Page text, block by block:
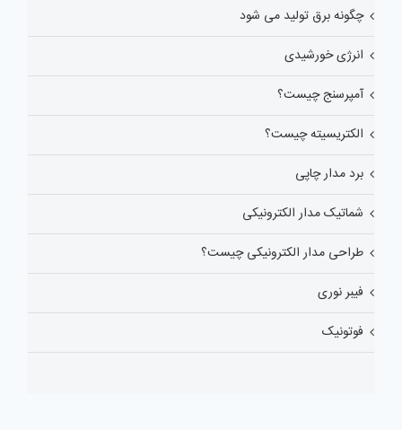
چگونه برق تولید می شود
انرژی خورشیدی
آمپرسنج چیست؟
الکتریسیته چیست؟
برد مدار چاپی
شماتیک مدار الکترونیکی
طراحی مدار الکترونیکی چیست؟
فیبر نوری
فوتونیک